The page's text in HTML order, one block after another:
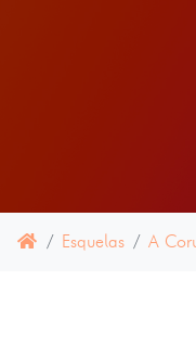
Esquelas A